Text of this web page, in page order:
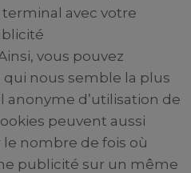
avec votre
vous pouvez
nous semble la plus
anonyme d’utilisation de
peuvent aussi
nombre de fois où
publicité sur un même